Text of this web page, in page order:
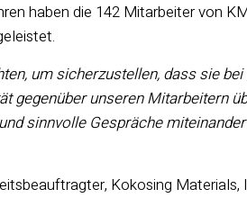
haben die 142 Mitarbeiter von
um sicherzustellen, dass sie
gegenüber unseren Mitarbeitern
sinnvolle Gespräche
Kokosing Materials,